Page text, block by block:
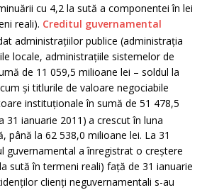
cu 4,2 la sută a componentei în lei
reali). Creditul guvernamental
administraţiilor publice (administraţia
locale, administraţiile sistemelor de
de 11 059,5 milioane lei – soldul la
şi titlurile de valoare negociabile
instituţionale în sumă de 51 478,5
31 ianuarie 2011) a crescut în luna
până la 62 538,0 milioane lei. La 31
guvernamental a înregistrat o creştere
sută în termeni reali) faţă de 31 ianuarie
clienţi neguvernamentali s-au